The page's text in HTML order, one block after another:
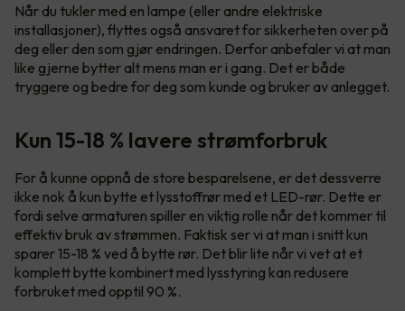
Når du tukler med en lampe (eller andre elektriske
installasjoner), flyttes også ansvaret for sikkerheten over på
deg eller den som gjør endringen. Derfor anbefaler vi at man
like gjerne bytter alt mens man er i gang. Det er både
tryggere og bedre for deg som kunde og bruker av anlegget.
Kun 15-18 % lavere strømforbruk
For å kunne oppnå de store besparelsene, er det dessverre
ikke nok å kun bytte et lysstoffrør med et LED-rør. Dette er
fordi selve armaturen spiller en viktig rolle når det kommer til
effektiv bruk av strømmen. Faktisk ser vi at man i snitt kun
sparer 15-18 % ved å bytte rør. Det blir lite når vi vet at et
komplett bytte kombinert med lysstyring kan redusere
forbruket med opptil 90 %.